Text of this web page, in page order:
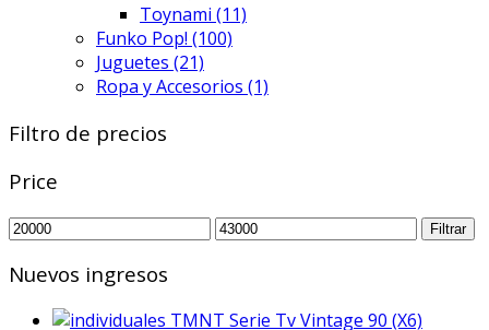
Toynami (11)
Funko Pop! (100)
Juguetes (21)
Ropa y Accesorios (1)
Filtro de precios
Price
Precio
Precio
Filtrar
Nuevos ingresos